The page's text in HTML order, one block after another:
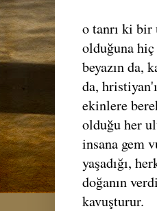
o tanrı ki bir
olduğuna
beyazın da,
da,
ekinlere
olduğu her
insana gem
yaşadığı,
doğanın
kavuşturur.